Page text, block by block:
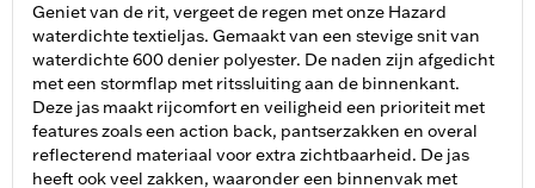
Geniet van de rit, vergeet de regen met onze Hazard
waterdichte textieljas. Gemaakt van een stevige snit van
waterdichte 600 denier polyester. De naden zijn afgedicht
met een stormflap met ritssluiting aan de binnenkant.
Deze jas maakt rijcomfort en veiligheid een prioriteit met
features zoals een action back, pantserzakken en overal
reflecterend materiaal voor extra zichtbaarheid. De jas
heeft ook veel zakken, waaronder een binnenvak met